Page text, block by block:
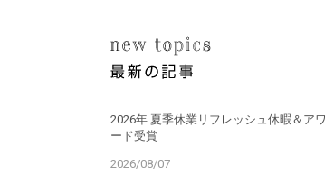
2026年 夏季休業リフレッシュ休暇＆アワ
ード受賞
2026/08/07